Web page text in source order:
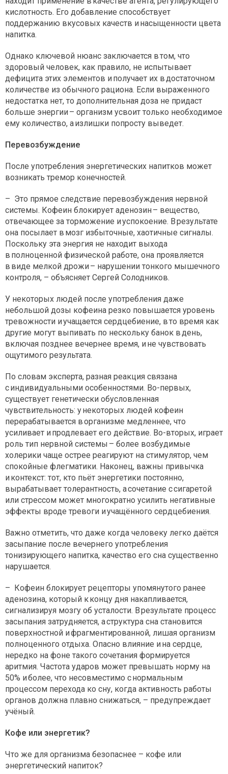
кислотность. Его добавление способствует
поддержанию вкусовых качеств и насыщенности цвета
напитка.
Однако ключевой нюанс заключается в том, что
здоровый человек, как правило, не испытывает
дефицита этих элементов и получает их в достаточном
количестве из обычного рациона. Если выраженного
недостатка нет, то дополнительная доза не придаст
больше энергии – организм усвоит только необходимое
ему количество, а излишки попросту выведет.
Перевозбуждение
После употребления энергетических напитков может
возникать тремор конечностей.
– Это прямое следствие перевозбуждения нервной
системы. Кофеин блокирует аденозин – вещество,
отвечающее за торможение и успокоение. В результате
она посылает в мозг избыточные, хаотичные сигналы.
Поскольку эта энергия не находит выхода
в полноценной физической работе, она проявляется
в виде мелкой дрожи – нарушении тонкого мышечного
контроля, – объясняет Сергей Солодников.
У некоторых людей после употребления даже
небольшой дозы кофеина резко повышается уровень
тревожности и учащается сердцебиение, в то время как
другие могут выпивать по нескольку банок в день,
включая позднее вечернее время, и не чувствовать
ощутимого результата.
По словам эксперта, разная реакция связана
с индивидуальными особенностями. Во-первых,
существует генетически обусловленная
чувствительность: у некоторых людей кофеин
перерабатывается в организме медленнее, что
усиливает и продлевает его действие. Во-вторых, играет
роль тип нервной системы – более возбудимые
холерики чаще острее реагируют на стимулятор, чем
спокойные флегматики. Наконец, важны привычка
и контекст: тот, кто пьёт энергетики постоянно,
вырабатывает толерантность, а сочетание с сигаретой
или стрессом может многократно усилить негативные
эффекты вроде тревоги и учащённого сердцебиения.
Важно отметить, что даже когда человеку легко даётся
засыпание после вечернего употребления
тонизирующего напитка, качество его сна существенно
нарушается.
– Кофеин блокирует рецепторы упомянутого ранее
аденозина, который к концу дня накапливается,
сигнализируя мозгу об усталости. В результате процесс
засыпания затрудняется, а структура сна становится
поверхностной и фрагментированной, лишая организм
полноценного отдыха. Опасно влияние и на сердце,
нередко на фоне такого сочетания формируется
аритмия. Частота ударов может превышать норму на
50% и более, что несовместимо с нормальным
процессом перехода ко сну, когда активность работы
органов должна плавно снижаться, – предупреждает
учёный.
Кофе или энергетик?
Что же для организма безопаснее – кофе или
энергетический напиток?